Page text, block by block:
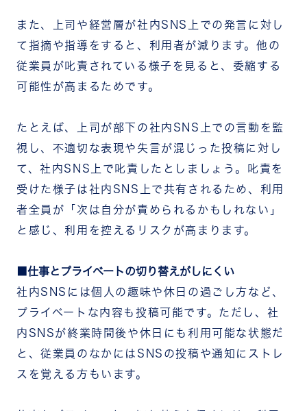
また、上司や経営層が社内SNS上での発言に対し
て指摘や指導をすると、利用者が減ります。他の
従業員が叱責されている様子を見ると、委縮する
可能性が高まるためです。
たとえば、上司が部下の社内SNS上での言動を監
視し、不適切な表現や失言が混じった投稿に対し
て、社内SNS上で叱責したとしましょう。叱責を
受けた様子は社内SNS上で共有されるため、利用
者全員が「次は自分が責められるかもしれない」
と感じ、利用を控えるリスクが高まります。
仕事とプライベートの切り替えがしにくい
社内SNSには個人の趣味や休日の過ごし方など、
プライベートな内容も投稿可能です。ただし、社
内SNSが終業時間後や休日にも利用可能な状態だ
と、従業員のなかにはSNSの投稿や通知にストレ
スを覚える方もいます。